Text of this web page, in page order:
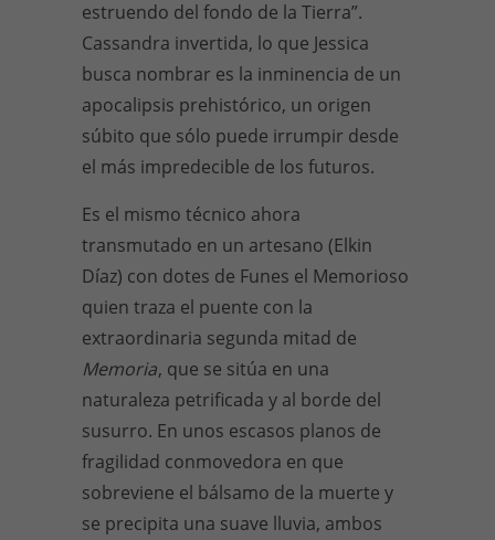
estruendo del fondo de la Tierra”.
Cassandra invertida, lo que Jessica
busca nombrar es la inminencia de un
apocalipsis prehistórico, un origen
súbito que sólo puede irrumpir desde
el más impredecible de los futuros.
Es el mismo técnico ahora
transmutado en un artesano (Elkin
Díaz) con dotes de Funes el Memorioso
quien traza el puente con la
extraordinaria segunda mitad de
Memoria, que se sitúa en una
naturaleza petrificada y al borde del
susurro. En unos escasos planos de
fragilidad conmovedora en que
sobreviene el bálsamo de la muerte y
se precipita una suave lluvia, ambos